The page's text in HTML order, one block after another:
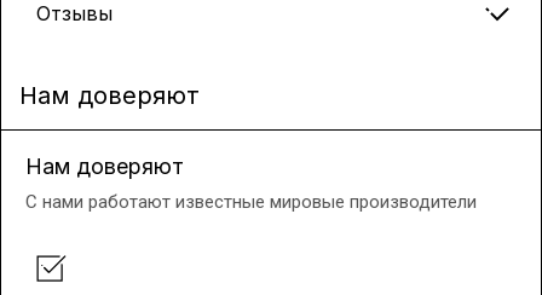
Отзывы
Нам доверяют
Нам доверяют
С нами работают известные мировые производители